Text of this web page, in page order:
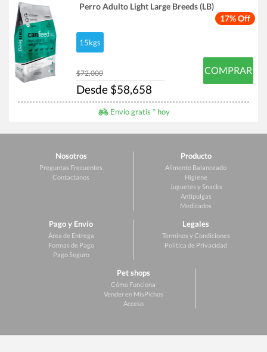
17% Off
Perro Adulto Light Large Breeds (LB)
15kgs
$72,000
Desde $58,658
COMPRAR
Envío gratis * hoy
Nosotros
Preguntas Frecuentes
Contactanos
Producto
Alimento Balanceado
Higiene
Juguetes y Snacks
Antipulgas
Medicados
Pago y Envío
Área de Entrega
Formas de Pago
Pago Seguro
Legales
Terminos y Condiciones
Politica de Privacidad
Pet shops
Cómo Funciona
Vender en MisPichos
Acceso